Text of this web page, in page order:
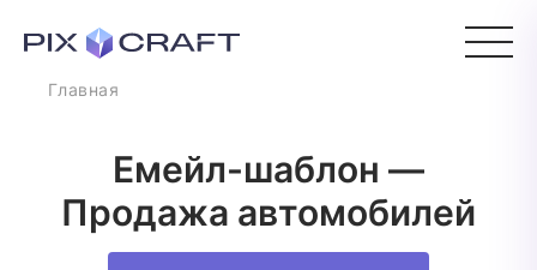
Главная
Емейл-шаблон —
Продажа автомобилей